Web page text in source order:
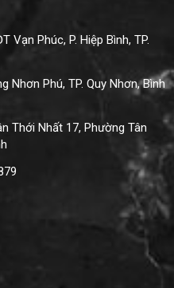
Vạn Phúc, P. Hiệp Bình, TP.
Nhơn Phú, TP. Quy Nhơn, Bình
Thới Nhất 17, Phường Tân